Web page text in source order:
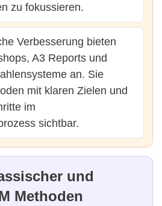
zu fokussieren.
Verbesserung bieten
A3 Reports und
an. Sie
mit klaren Zielen und
im
sichtbar.
und
Methoden